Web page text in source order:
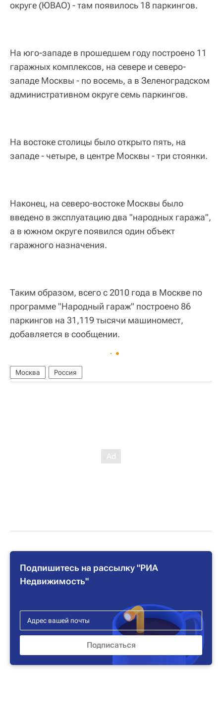
округе (ЮВАО) - там появилось 18 паркингов.
На юго-западе в прошедшем году построено 11
гаражных комплексов, на севере и северо-
западе Москвы - по восемь, а в Зеленоградском
административном округе семь паркингов.
На востоке столицы было открыто пять, на
западе - четыре, в центре Москвы - три стоянки.
Наконец, на северо-востоке Москвы было
введено в эксплуатацию два "народных гаража",
а в южном округе появился один объект
гаражного назначения.
Таким образом, всего с 2010 года в Москве по
программе "Народный гараж" построено 86
паркингов на 31,119 тысячи машиномест,
добавляется в сообщении.
Москва Россия
Подпишитесь на рассылку "РИА
Недвижимость"